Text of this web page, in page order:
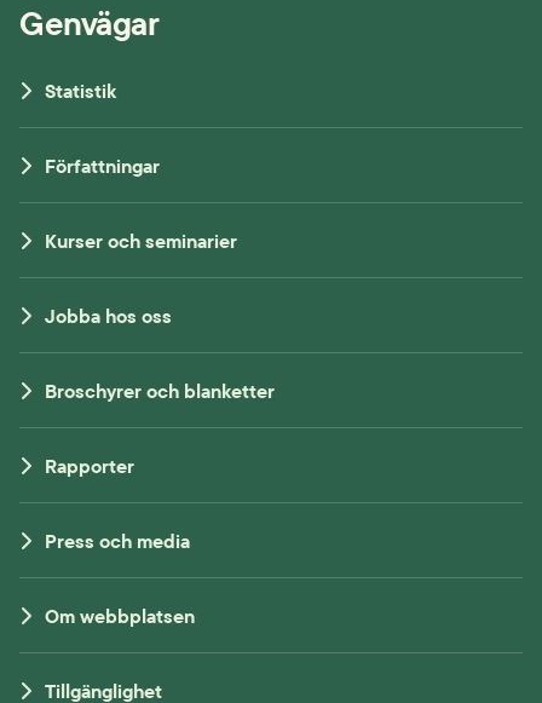
Genvägar
Statistik
Författningar
Kurser och seminarier
Jobba hos oss
Broschyrer och blanketter
Rapporter
Press och media
Om webbplatsen
Tillgänglighet